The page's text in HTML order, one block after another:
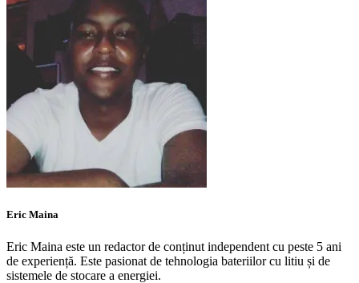
Eric Maina
Eric Maina este un redactor de conținut independent cu peste 5 ani
de experiență. Este pasionat de tehnologia bateriilor cu litiu și de
sistemele de stocare a energiei.